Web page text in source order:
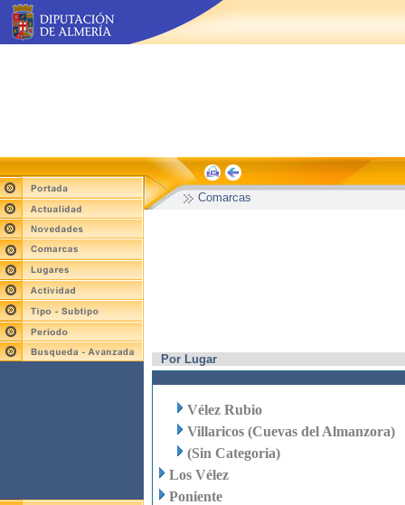
Comarcas
Por Lugar
Vélez Rubio
Villaricos (Cuevas del Almanzora)
(Sin Categoria)
Los Vélez
Poniente